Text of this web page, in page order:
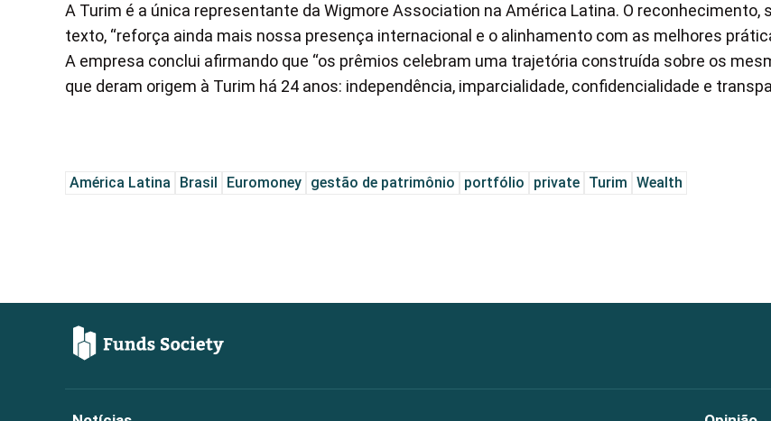
A Turim é a única representante da Wigmore Association na América Latina. O reconhecimento,
texto, “reforça ainda mais nossa presença internacional e o alinhamento com as melhores
A empresa conclui afirmando que “os prêmios celebram uma trajetória construída sobre os
que deram origem à Turim há 24 anos: independência, imparcialidade, confidencialidade e
América Latina Brasil Euromoney gestão de patrimônio portfólio private Turim Wealth